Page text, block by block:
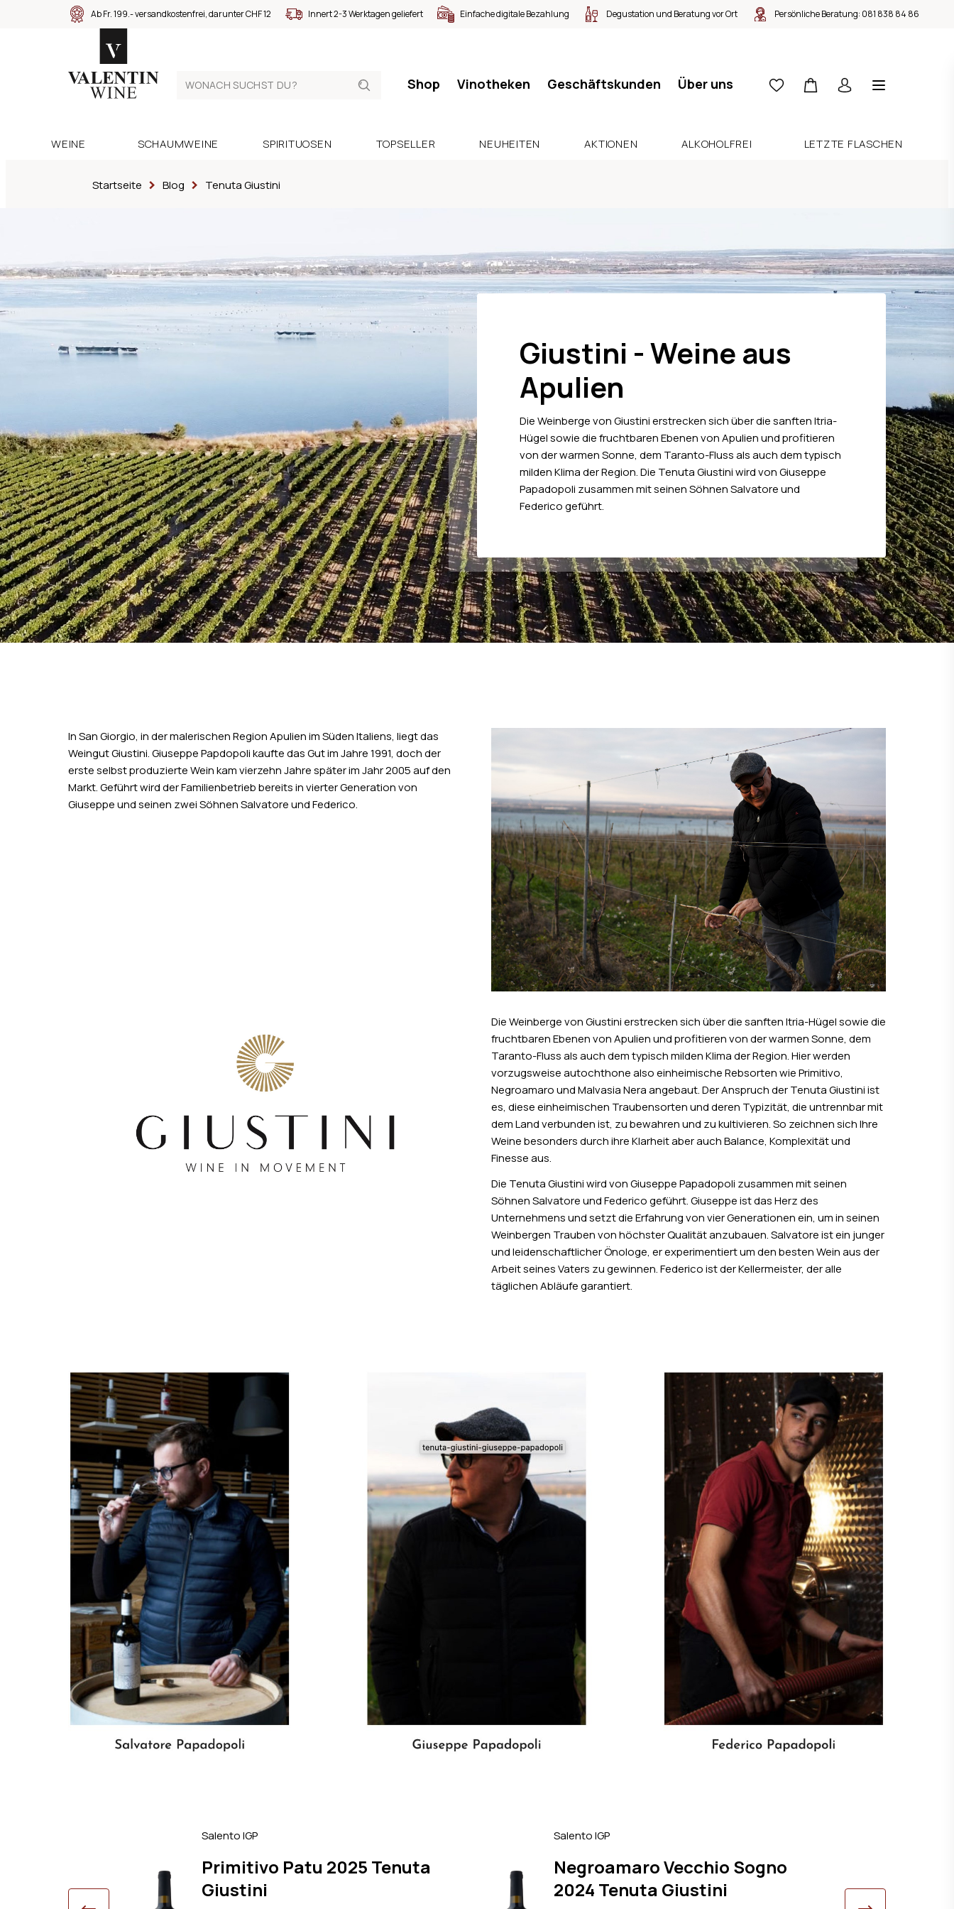
Ab Fr. 199.- versandkostenfrei, darunter CHF 12 Innert 2-3 Werktagen geliefert Einfache digitale Bezahlung Degustation und Beratung vor Ort Persönliche Beratung: 081 838 84 86
Shop Vinotheken Geschäftskunden Über uns
WEINE SCHAUMWEINE SPIRITUOSEN TOPSELLER NEUHEITEN AKTIONEN ALKOHOLFREI LETZTE FLASCHEN
Startseite Blog Tenuta Giustini
Giustini - Weine aus
Apulien
Die Weinberge von Giustini erstrecken sich über die sanften Itria-
Hügel sowie die fruchtbaren Ebenen von Apulien und profitieren
von der warmen Sonne, dem Taranto-Fluss als auch dem typisch
milden Klima der Region. Die Tenuta Giustini wird von Giuseppe
Papadopoli zusammen mit seinen Söhnen Salvatore und
Federico geführt.
In San Giorgio, in der malerischen Region Apulien im Süden Italiens, liegt das
Weingut Giustini. Giuseppe Papdopoli kaufte das Gut im Jahre 1991, doch der
erste selbst produzierte Wein kam vierzehn Jahre später im Jahr 2005 auf den
Markt. Geführt wird der Familienbetrieb bereits in vierter Generation von
Giuseppe und seinen zwei Söhnen Salvatore und Federico.
Die Weinberge von Giustini erstrecken sich über die sanften Itria-Hügel sowie die
fruchtbaren Ebenen von Apulien und profitieren von der warmen Sonne, dem
Taranto-Fluss als auch dem typisch milden Klima der Region. Hier werden
vorzugsweise autochthone also einheimische Rebsorten wie Primitivo,
Negroamaro und Malvasia Nera angebaut. Der Anspruch der Tenuta Giustini ist
es, diese einheimischen Traubensorten und deren Typizität, die untrennbar mit
dem Land verbunden ist, zu bewahren und zu kultivieren. So zeichnen sich Ihre
Weine besonders durch ihre Klarheit aber auch Balance, Komplexität und
Finesse aus.
Die Tenuta Giustini wird von Giuseppe Papadopoli zusammen mit seinen
Söhnen Salvatore und Federico geführt. Giuseppe ist das Herz des
Unternehmens und setzt die Erfahrung von vier Generationen ein, um in seinen
Weinbergen Trauben von höchster Qualität anzubauen. Salvatore ist ein junger
und leidenschaftlicher Önologe, er experimentiert um den besten Wein aus der
Arbeit seines Vaters zu gewinnen. Federico ist der Kellermeister, der alle
täglichen Abläufe garantiert.
Salento IGP
Primitivo Patu 2025 Tenuta
Giustini
Salento IGP
Negroamaro Vecchio Sogno
2024 Tenuta Giustini